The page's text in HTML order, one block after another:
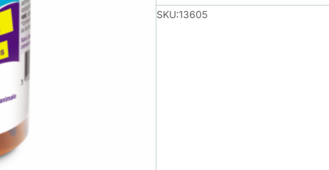
SKU:13605